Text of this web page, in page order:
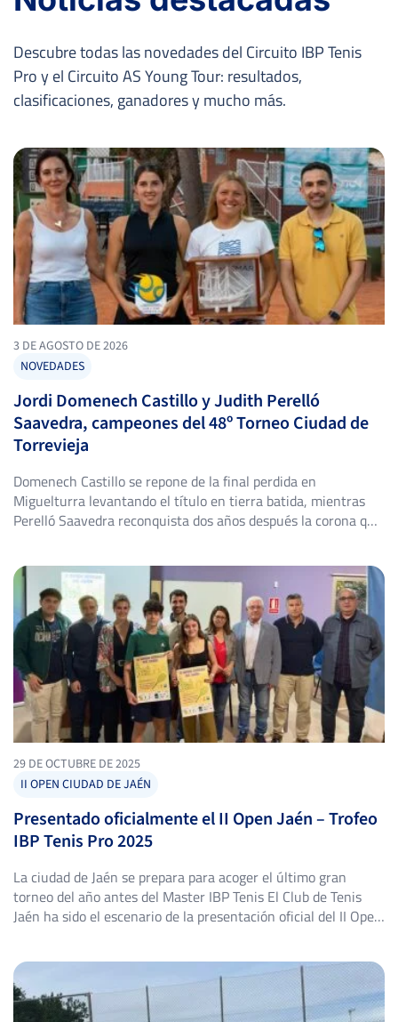
Descubre todas las novedades del Circuito IBP Tenis
Pro y el Circuito AS Young Tour: resultados,
clasificaciones, ganadores y mucho más.
3 DE AGOSTO DE 2026
NOVEDADES
Jordi Domenech Castillo y Judith Perelló
Saavedra, campeones del 48º Torneo Ciudad de
Torrevieja
Domenech Castillo se repone de la final perdida en
Miguelturra levantando el título en tierra batida, mientras
Perelló Saavedra reconquista dos años después la corona que
Torneo Ciudad […]
29 DE OCTUBRE DE 2025
II OPEN CIUDAD DE JAÉN
Presentado oficialmente el II Open Jaén – Trofeo
IBP Tenis Pro 2025
La ciudad de Jaén se prepara para acoger el último gran
torneo del año antes del Master IBP Tenis El Club de Tenis
Jaén ha sido el escenario de la presentación oficial del II Open